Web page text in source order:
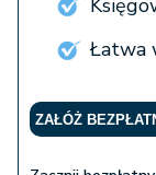
Łatwa
ZAŁÓŻ